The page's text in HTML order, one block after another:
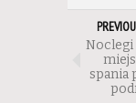
Noclegi
spania